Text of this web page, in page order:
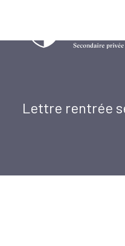
Lettre rentrée